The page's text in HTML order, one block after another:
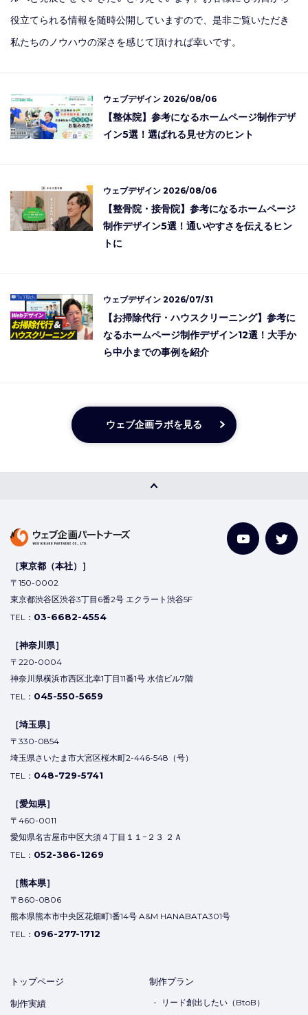
役立てられる情報を随時公開していますので、是非ご覧いただき
私たちのノウハウの深さを感じて頂ければ幸いです。
ウェブデザイン 2026/08/06
【整体院】参考になるホームページ制作デザ
イン5選！選ばれる見せ方のヒント
ウェブデザイン 2026/08/06
【整骨院・接骨院】参考になるホームページ
制作デザイン5選！通いやすさを伝えるヒン
トに
ウェブデザイン 2026/07/31
【お掃除代行・ハウスクリーニング】参考に
なるホームページ制作デザイン12選！大手か
ら中小までの事例を紹介
ウェブ企画ラボを見る
［東京都（本社）］
〒150-0002
東京都渋谷区渋谷3丁目6番2号 エクラート渋谷5F
TEL： 03-6682-4554
［神奈川県］
〒220-0004
神奈川県横浜市西区北幸1丁目11番1号 水信ビル7階
TEL： 045-550-5659
［埼玉県］
〒330-0854
埼玉県さいたま市大宮区桜木町2-446-548（号）
TEL： 048-729-5741
［愛知県］
〒460-0011
愛知県名古屋市中区大須４丁目１１−２３ ２Ａ
TEL： 052-386-1269
［熊本県］
〒860-0806
熊本県熊本市中央区花畑町1番14号 A&M HANABATA301号
TEL： 096-277-1712
トップページ
制作実績
制作プラン
リード創出したい（BtoB）